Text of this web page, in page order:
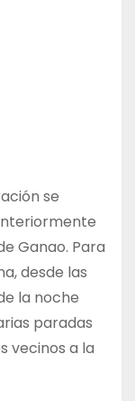
se
Ganao. Para
desde las
la noche
paradas
vecinos a la